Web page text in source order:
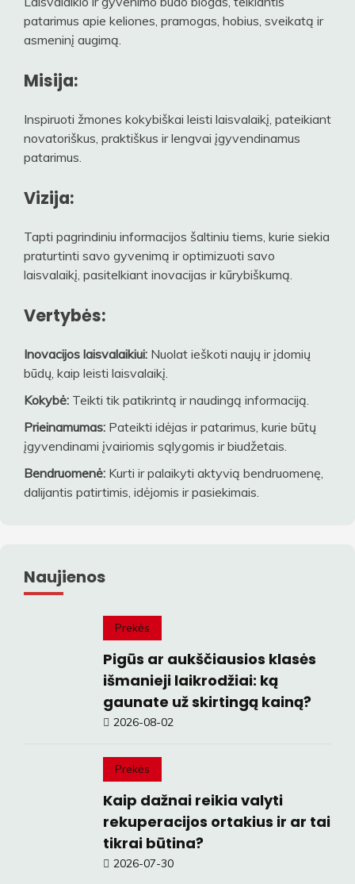
patarimus apie keliones, pramogas, hobius, sveikatą ir
asmeninį augimą.
Misija:
Inspiruoti žmones kokybiškai leisti laisvalaikį, pateikiant
novatoriškus, praktiškus ir lengvai įgyvendinamus
patarimus.
Vizija:
Tapti pagrindiniu informacijos šaltiniu tiems, kurie siekia
praturtinti savo gyvenimą ir optimizuoti savo
laisvalaikį, pasitelkiant inovacijas ir kūrybiškumą.
Vertybės:
Inovacijos laisvalaikiui: Nuolat ieškoti naujų ir įdomių
būdų, kaip leisti laisvalaikį.
Kokybė: Teikti tik patikrintą ir naudingą informaciją.
Prieinamumas: Pateikti idėjas ir patarimus, kurie būtų
įgyvendinami įvairiomis sąlygomis ir biudžetais.
Bendruomenė: Kurti ir palaikyti aktyvią bendruomenę,
dalijantis patirtimis, idėjomis ir pasiekimais.
Naujienos
Prekės
Pigūs ar aukščiausios klasės
išmanieji laikrodžiai: ką
gaunate už skirtingą kainą?
2026-08-02
Prekės
Kaip dažnai reikia valyti
rekuperacijos ortakius ir ar tai
tikrai būtina?
2026-07-30